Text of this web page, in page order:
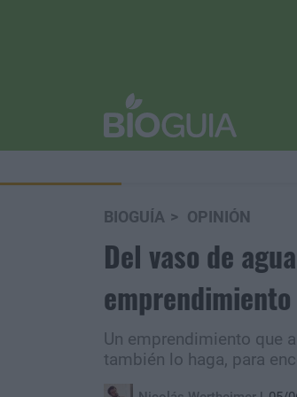
BIOGUÍA OPINIÓN
Del vaso de
Un emprendimiento que
también lo haga, para